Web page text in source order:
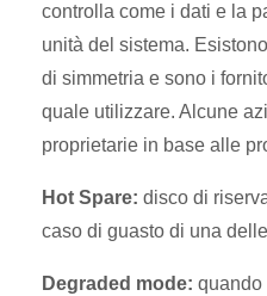
controlla come i dati e la
unità del sistema.
di simmetria e sono i
quale utilizzare. Alcune
proprietarie in base alle
Hot Spare: disco di
caso di guasto di una
Degraded mode: quando